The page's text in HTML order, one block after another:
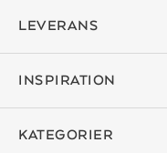
LEVERANS
INSPIRATION
KATEGORIER